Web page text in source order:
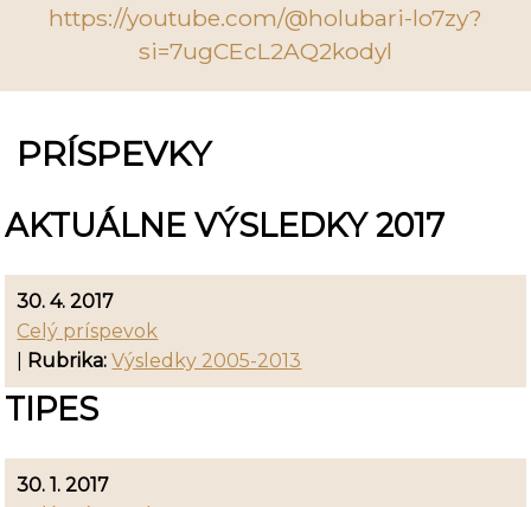
https://youtube.com/@holubari-lo7zy?
si=7ugCEcL2AQ2kodyl
PRÍSPEVKY
AKTUÁLNE VÝSLEDKY 2017
30. 4. 2017
Celý príspevok
Rubrika: Výsledky 2005-2013
TIPES
30. 1. 2017